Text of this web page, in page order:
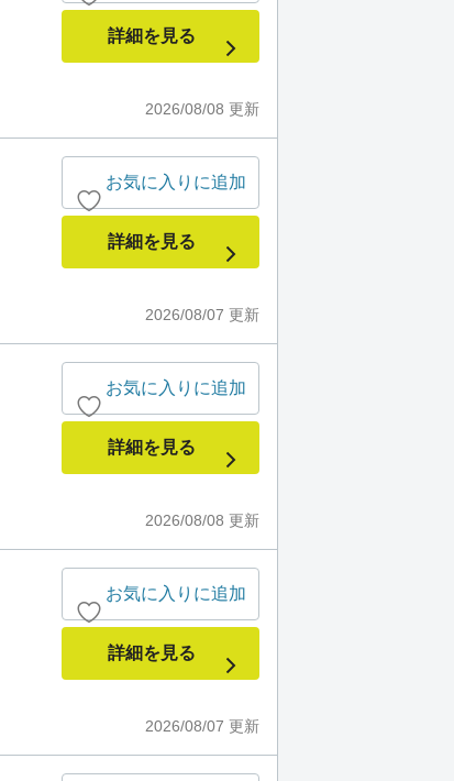
2026/08/08 更新
詳細を見る
2026/08/07 更新
お気に入りに追加
詳細を見る
2026/08/08 更新
お気に入りに追加
詳細を見る
2026/08/07 更新
お気に入りに追加
詳細を見る